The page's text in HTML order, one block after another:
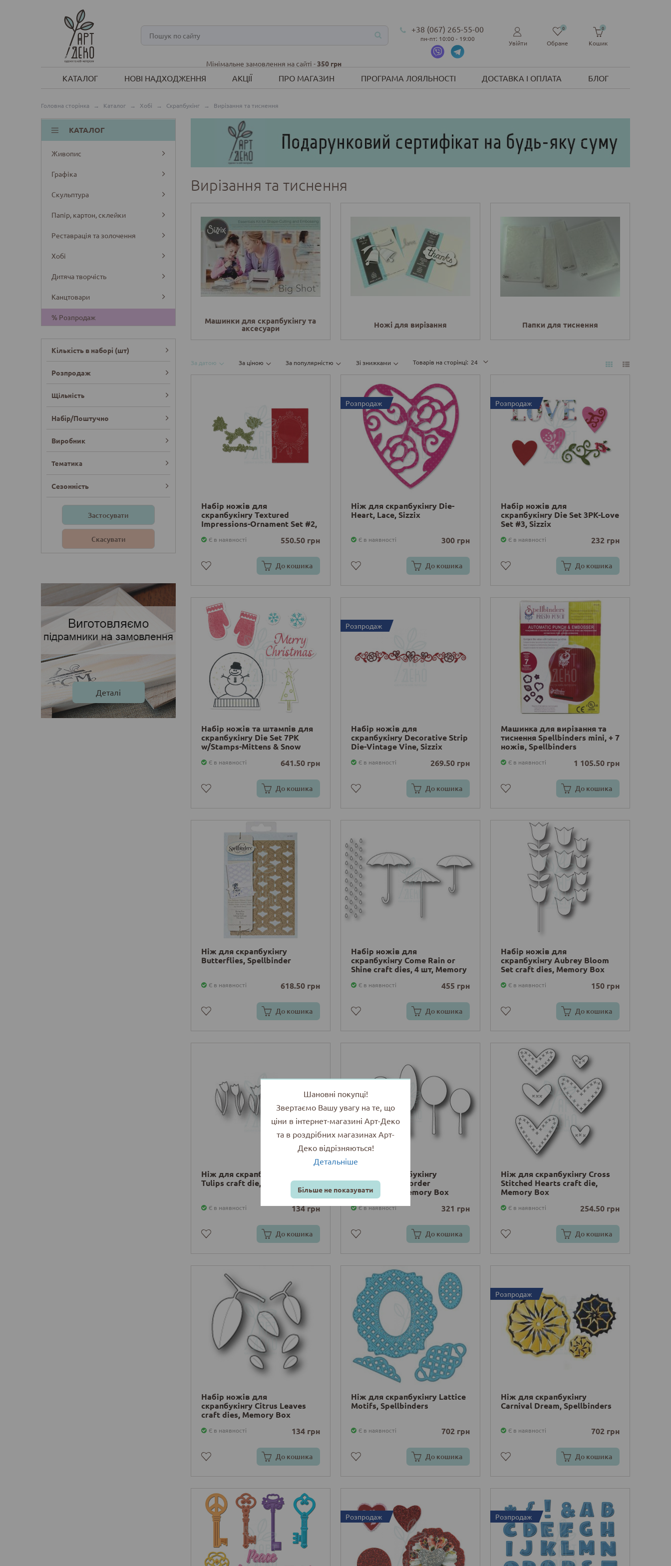
Мінімальне замовлення на сайті -350 грн
+38 (067) 265-55-00
пн-пт: 10:00 - 19:00
Увійти Обране
0
Кошик
0
КАТАЛОГ НОВІ НАДХОДЖЕННЯ АКЦІЇ ПРО МАГАЗИН ПРОГРАМА ЛОЯЛЬНОСТІ ДОСТАВКА І ОПЛАТА БЛОГ
Головна сторінка → Каталог → Хобі → Скрапбукінг → Вирізання та тиснення
КАТАЛОГ
Живопис
Графіка
Скульптура
Папір, картон, склейки
Реставрація та золочення
Хобі
Дитяча творчість
Канцтовари
% Розпродаж
Кількість в наборі (шт)
Розпродаж
Щільність
Набір/Поштучно
Виробник
Тематика
Сезонність
Деталі
Деталі
Вирізання та тиснення
Машинки для скрапбукінгу та
аксесуари Ножі для вирізання Папки для тиснення
За датою За ціною За популярністю Зі знижками Товарів на сторінці: 24
Набір ножів для
скрапбукінгу Textured
Impressions-Ornament Set #2,
Sizzix
Є в наявності 550.50 грн
До кошика
Розпродаж
Ніж для скрапбукінгу Die-
Heart, Lace, Sizzix
Є в наявності 300 грн
До кошика
Розпродаж
Набір ножів для
скрапбукінгу Die Set 3PK-Love
Set #3, Sizzix
Є в наявності 232 грн
До кошика
Набір ножів та штампів для
скрапбукінгу Die Set 7PK
w/Stamps-Mittens & Snow
Є в наявності 641.50 грн
До кошика
Розпродаж
Набір ножів для
скрапбукінгу Decorative Strip
Die-Vintage Vine, Sizzix
Є в наявності 269.50 грн
До кошика
Машинка для вирізання та
тиснення Spellbinders mini, + 7
ножів, Spellbinders
Є в наявності 1 105.50 грн
До кошика
Ніж для скрапбукінгу
Butterflies, Spellbinder
Є в наявності 618.50 грн
До кошика
Набір ножів для
скрапбукінгу Come Rain or
Shine craft dies, 4 шт, Memory
Є в наявності 455 грн
До кошика
Набір ножів для
скрапбукінгу Aubrey Bloom
Set craft dies, Memory Box
Є в наявності 150 грн
До кошика
Ніж для скрапбукінгу Tiny
Tulips craft die, Memory Box
Є в наявності 134 грн
До кошика
Ніж для скрапбукінгу
Cosenza Tree Border
Background, Memory Box
Є в наявності 321 грн
До кошика
Ніж для скрапбукінгу Cross
Stitched Hearts craft die,
Memory Box
Є в наявності 254.50 грн
До кошика
Набір ножів для
скрапбукінгу Citrus Leaves
craft dies, Memory Box
Є в наявності 134 грн
До кошика
Ніж для скрапбукінгу Lattice
Motifs, Spellbinders
Є в наявності 702 грн
До кошика
Розпродаж
Ніж для скрапбукінгу
Carnival Dream, Spellbinders
Є в наявності 702 грн
До кошика
Розпродаж Розпродаж
Шановні покупці!
Звертаємо Вашу увагу на те, що
ціни в інтернет-магазині Арт-Деко
та в роздрібних магазинах Арт-
Деко відрізняються!
Детальніше
Більше не показувати